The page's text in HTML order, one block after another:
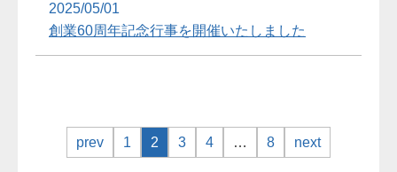
2025/05/01
創業60周年記念行事を開催いたしました
prev 1 2 3 4 … 8 next